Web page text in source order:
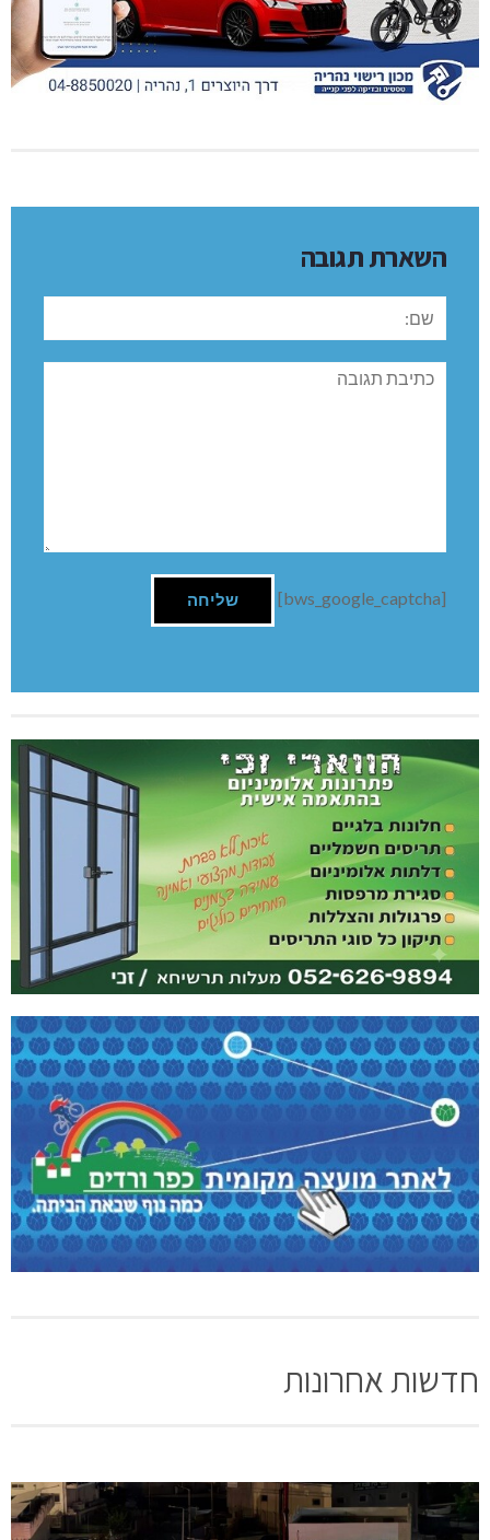
השארת תגובה
שם:
תגובה
[bws_google_captcha]
חדשות אחרונות